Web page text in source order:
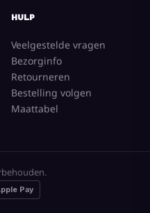
HULP
Veelgestelde vragen
Bezorginfo
Retourneren
Bestelling volgen
Maattabel
Pay